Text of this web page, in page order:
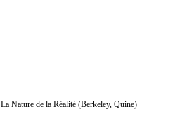
La Nature de la Réalité (Berkeley, Quine)